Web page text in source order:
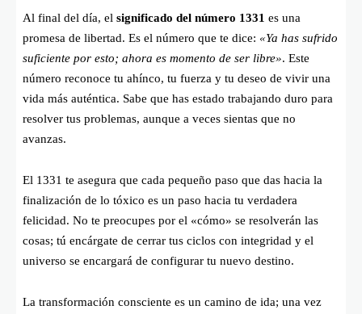
Al final del día, el significado del número 1331 es una
promesa de libertad. Es el número que te dice: «Ya has sufrido
suficiente por esto; ahora es momento de ser libre». Este
número reconoce tu ahínco, tu fuerza y tu deseo de vivir una
vida más auténtica. Sabe que has estado trabajando duro para
resolver tus problemas, aunque a veces sientas que no
avanzas.
El 1331 te asegura que cada pequeño paso que das hacia la
finalización de lo tóxico es un paso hacia tu verdadera
felicidad. No te preocupes por el «cómo» se resolverán las
cosas; tú encárgate de cerrar tus ciclos con integridad y el
universo se encargará de configurar tu nuevo destino.
La transformación consciente es un camino de ida; una vez